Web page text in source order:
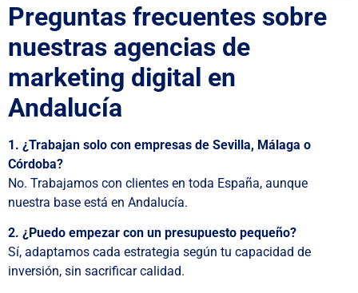
Preguntas frecuentes sobre
nuestras agencias de
marketing digital en
Andalucía
1. ¿Trabajan solo con empresas de Sevilla, Málaga o
Córdoba?
No. Trabajamos con clientes en toda España, aunque
nuestra base está en Andalucía.
2. ¿Puedo empezar con un presupuesto pequeño?
Sí, adaptamos cada estrategia según tu capacidad de
inversión, sin sacrificar calidad.